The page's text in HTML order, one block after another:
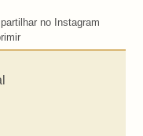
no Instagram